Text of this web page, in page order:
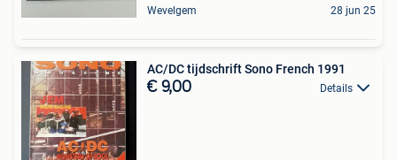
Wevelgem 28 jun 25
AC/DC tijdschrift Sono French 1991
€ 9,00 Details